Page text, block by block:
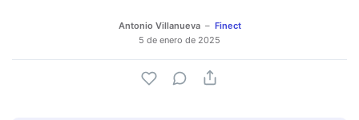
Antonio Villanueva
Finect
5 de enero de 2025